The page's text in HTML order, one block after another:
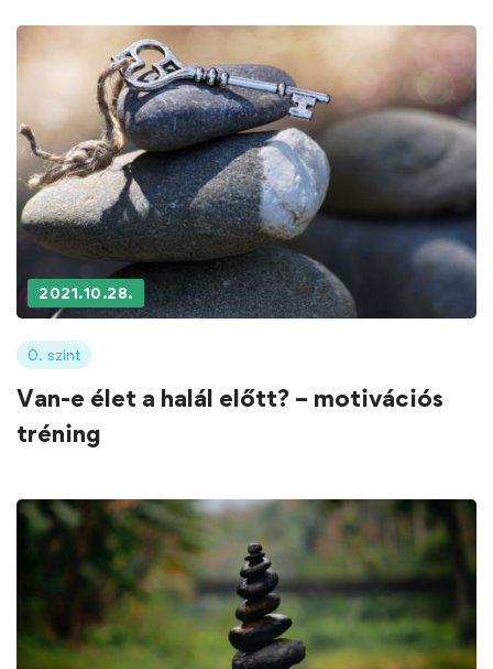
2021.10.28.
0. szint
Van-e élet a halál előtt? – motivációs
tréning